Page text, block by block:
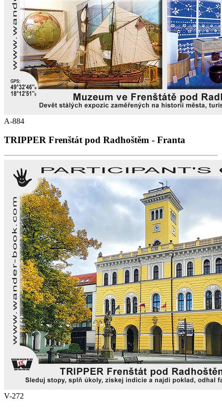
A-884
TRIPPER Frenštát pod Radhoštěm - Franta
V-272